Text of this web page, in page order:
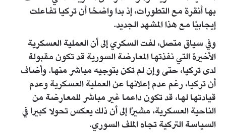
بها أنقرة مع التطورات، إذ بدا واضحًا أن تركيا تفاعلت
إيجابيًا مع هذا المشهد الجديد.
وفي سياق متصل، لفت السكري إلى أن العملية العسكرية
الأخيرة التي نفذتها المعارضة السورية قد تكون مقبولة
لدى تركيا، حتى وإن لم تكن بتوجيه مباشر منها. وأضاف
أن تركيا، رغم عدم إعلانها عن العملية العسكرية وعدم
قيادتها لها، قد تكون داعما غير مباشر للمعارضة من
الناحية العسكرية، مشيرًا إلى أن ذلك يعكس تحولا كبيرا في
السياسة التركية تجاه الملف السوري.